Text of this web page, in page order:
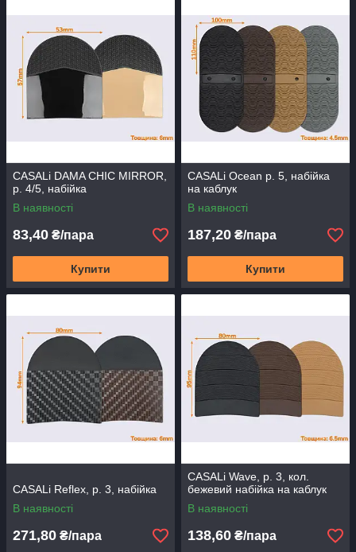
CASALi DAMA CHIC MIRROR,
р. 4/5, набійка
В наявності
83,40 ₴/пара
Купити
CASALi Ocean р. 5, набійка
на каблук
В наявності
187,20 ₴/пара
Купити
CASALi Reflex, р. 3, набійка
В наявності
271,80 ₴/пара
CASALi Wave, р. 3, кол.
бежевий набійка на каблук
В наявності
138,60 ₴/пара